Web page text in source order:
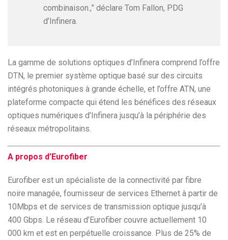
combinaison.,” déclare Tom Fallon, PDG
d’Infinera.
La gamme de solutions optiques d’Infinera comprend l’offre
DTN, le premier système optique basé sur des circuits
intégrés photoniques à grande échelle, et l’offre ATN, une
plateforme compacte qui étend les bénéfices des réseaux
optiques numériques d’Infinera jusqu’à la périphérie des
réseaux métropolitains.
A propos d’Eurofiber
Eurofiber est un spécialiste de la connectivité par fibre
noire managée, fournisseur de services Ethernet à partir de
10Mbps et de services de transmission optique jusqu’à
400 Gbps. Le réseau d’Eurofiber couvre actuellement 10
000 km et est en perpétuelle croissance. Plus de 25% de